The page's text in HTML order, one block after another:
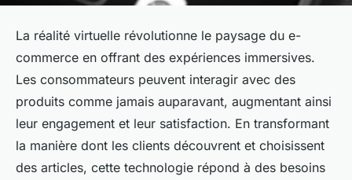
La réalité virtuelle révolutionne le paysage du e-
commerce en offrant des expériences immersives.
Les consommateurs peuvent interagir avec des
produits comme jamais auparavant, augmentant ainsi
leur engagement et leur satisfaction. En transformant
la manière dont les clients découvrent et choisissent
des articles, cette technologie répond à des besoins